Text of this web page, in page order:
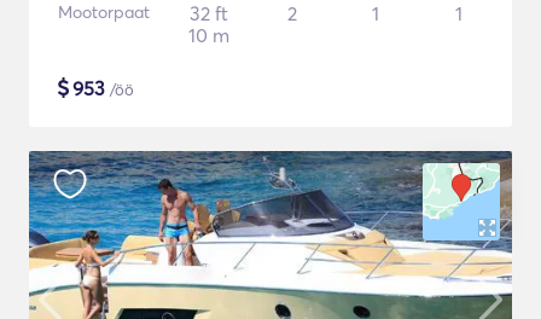
Mootorpaat
32 ft
10 m
2 1 1
$953 /öö